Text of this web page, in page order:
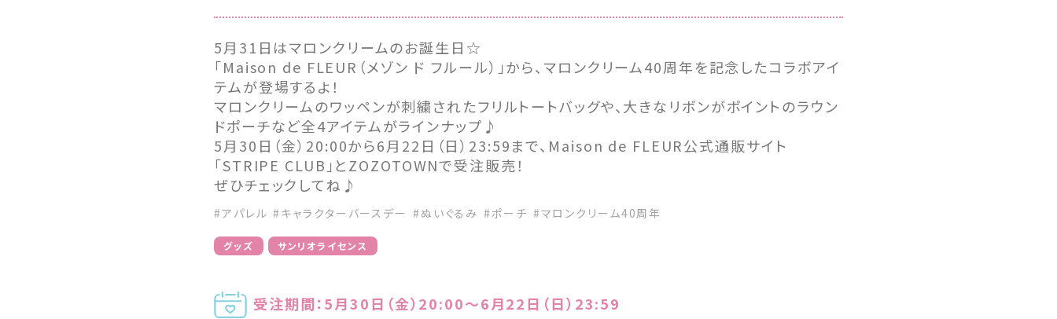
5月31日はマロンクリームのお誕生日☆
「Maison de FLEUR（メゾン ド フルール）」から、マロンクリーム40周年を記念したコラボアイ
テムが登場するよ！
マロンクリームのワッペンが刺繍されたフリルトートバッグや、大きなリボンがポイントのラウン
ドポーチなど全4アイテムがラインナップ♪
5月30日（金）20:00から6月22日（日）23:59まで、Maison de FLEUR公式通販サイト
「STRIPE CLUB」とZOZOTOWNで受注販売！
ぜひチェックしてね♪
#アパレル #キャラクターバースデー #ぬいぐるみ #ポーチ #マロンクリーム40周年
グッズ サンリオライセンス
受注期間：5月30日（金）20:00～6月22日（日）23:59